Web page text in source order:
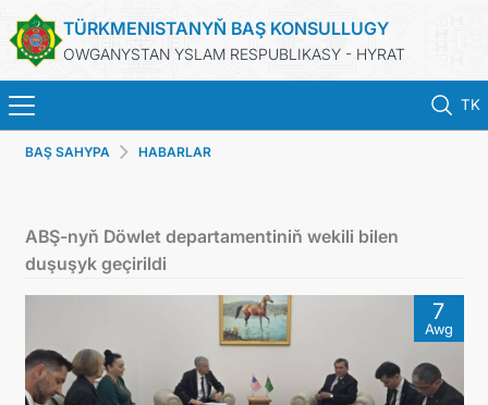
TÜRKMENISTANYŇ BAŞ KONSULLUGY
OWGANYSTAN YSLAM RESPUBLIKASY - HYRAT
TK
BAŞ SAHYPA
KONSULLYK HYZMATLARY
DIM
BAŞ SAHYPA HABARLAR
ABŞ-nyň Döwlet departamentiniň wekili bilen
duşuşyk geçirildi
7
Awg